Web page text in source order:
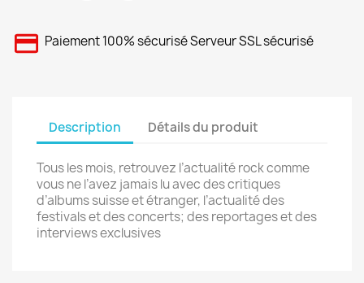
Paiement 100% sécurisé Serveur SSL sécurisé
Description Détails du produit
Tous les mois, retrouvez l’actualité rock comme
vous ne l’avez jamais lu avec des critiques
d’albums suisse et étranger, l’actualité des
festivals et des concerts; des reportages et des
interviews exclusives